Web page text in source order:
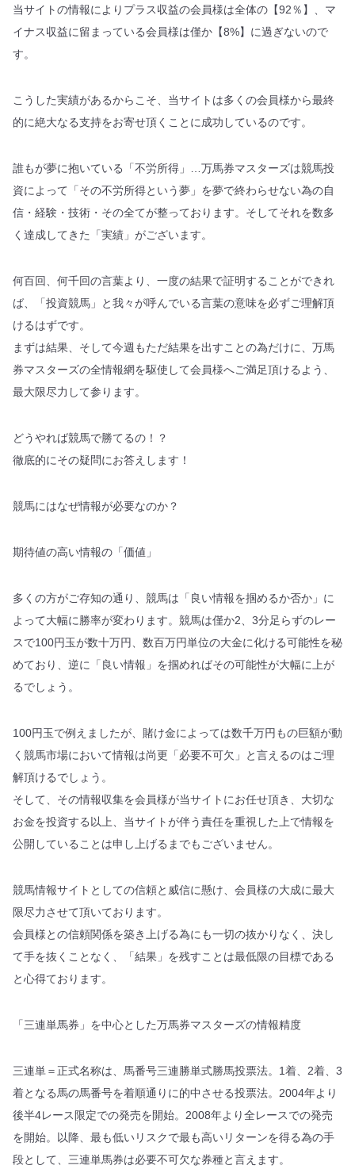
当サイトの情報によりプラス収益の会員様は全体の【92％】、マ
イナス収益に留まっている会員様は僅か【8%】に過ぎないので
す。
こうした実績があるからこそ、当サイトは多くの会員様から最終
的に絶大なる支持をお寄せ頂くことに成功しているのです。
誰もが夢に抱いている「不労所得」…万馬券マスターズは競馬投
資によって「その不労所得という夢」を夢で終わらせない為の自
信・経験・技術・その全てが整っております。そしてそれを数多
く達成してきた「実績」がございます。
何百回、何千回の言葉より、一度の結果で証明することができれ
ば、「投資競馬」と我々が呼んでいる言葉の意味を必ずご理解頂
けるはずです。
まずは結果、そして今週もただ結果を出すことの為だけに、万馬
券マスターズの全情報網を駆使して会員様へご満足頂けるよう、
最大限尽力して参ります。
どうやれば競馬で勝てるの！？
徹底的にその疑問にお答えします！
競馬にはなぜ情報が必要なのか？
期待値の高い情報の「価値」
多くの方がご存知の通り、競馬は「良い情報を掴めるか否か」に
よって大幅に勝率が変わります。競馬は僅か2、3分足らずのレー
スで100円玉が数十万円、数百万円単位の大金に化ける可能性を秘
めており、逆に「良い情報」を掴めればその可能性が大幅に上が
るでしょう。
100円玉で例えましたが、賭け金によっては数千万円もの巨額が動
く競馬市場において情報は尚更「必要不可欠」と言えるのはご理
解頂けるでしょう。
そして、その情報収集を会員様が当サイトにお任せ頂き、大切な
お金を投資する以上、当サイトが伴う責任を重視した上で情報を
公開していることは申し上げるまでもございません。
競馬情報サイトとしての信頼と威信に懸け、会員様の大成に最大
限尽力させて頂いております。
会員様との信頼関係を築き上げる為にも一切の抜かりなく、決し
て手を抜くことなく、「結果」を残すことは最低限の目標である
と心得ております。
「三連単馬券」を中心とした万馬券マスターズの情報精度
三連単＝正式名称は、馬番号三連勝単式勝馬投票法。1着、2着、3
着となる馬の馬番号を着順通りに的中させる投票法。2004年より
後半4レース限定での発売を開始。2008年より全レースでの発売
を開始。以降、最も低いリスクで最も高いリターンを得る為の手
段として、三連単馬券は必要不可欠な券種と言えます。